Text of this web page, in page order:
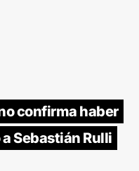
confirma haber
Sebastián Rulli